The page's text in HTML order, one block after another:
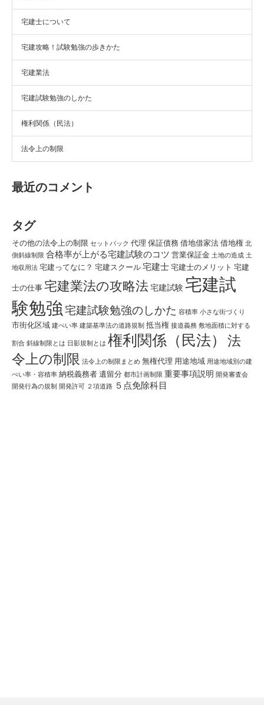
宅建士について
宅建攻略！試験勉強の歩きかた
宅建業法
宅建試験勉強のしかた
権利関係（民法）
法令上の制限
最近のコメント
タグ
その他の法令上の制限 セットバック 代理 保証債務 借地借家法 借地権 北
側斜線制限 合格率が上がる宅建試験のコツ 営業保証金 土地の造成 土
地収用法 宅建ってなに？ 宅建スクール 宅建士 宅建士のメリット 宅建
士の仕事 宅建業法の攻略法宅建試験 宅建試
験勉強宅建試験勉強のしかた 容積率 小さな街づくり
市街化区域 建ぺい率 建築基準法の道路規制 抵当権 接道義務 敷地面積に対する
割合 斜線制限とは 日影規制とは 権利関係（民法）
法
令上の制限 法令上の制限まとめ 無権代理 用途地域 用途地域別の建
ぺい率・容積率 納税義務者 遺留分 都市計画制限 重要事項説明 開発審査会
開発行為の規制 開発許可 ２項道路 ５点免除科目